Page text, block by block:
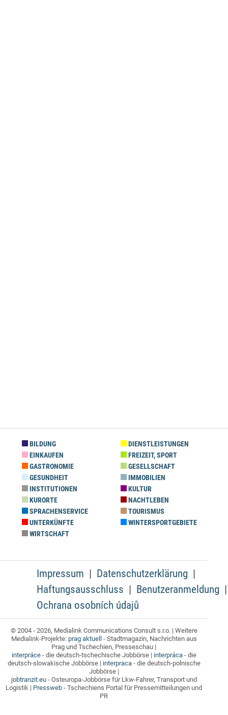
BILDUNG
DIENSTLEISTUNGEN
EINKAUFEN
FREIZEIT, SPORT
GASTRONOMIE
GESELLSCHAFT
GESUNDHEIT
IMMOBILIEN
INSTITUTIONEN
KULTUR
KURORTE
NACHTLEBEN
SPRACHENSERVICE
TOURISMUS
UNTERKÜNFTE
WINTERSPORTGEBIETE
WIRTSCHAFT
Impressum
Datenschutzerklärung
Haftungsausschluss
Benutzeranmeldung
Ochrana osobních údajů
© 2004 - 2026, Medialink Communications Consult s.r.o. | Weitere
Medialink-Projekte: prag aktuell - Stadtmagazin, Nachrichten aus
Prag und Tschechien, Presseschau |
interpráce- die deutsch-tschechische Jobbörse | interpráca- die
deutsch-slowakische Jobbörse | interpraca- die deutsch-polnische
Jobbörse |
jobtranzit.eu- Osteuropa-Jobbörse für Lkw-Fahrer, Transport und
Logistik | Pressweb - Tschechiens Portal für Pressemitteilungen und
PR